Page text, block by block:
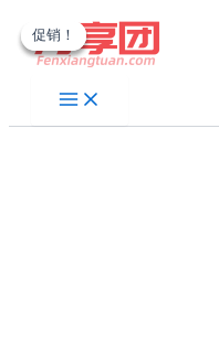
至
促销！
促销！
促销！